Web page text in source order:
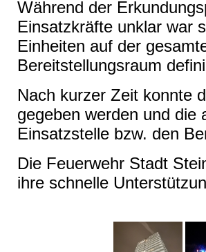
Während der
Einsatzkräfte unklar war
Einheiten auf der
Bereitstellungsraum
Nach kurzer Zeit konnte
gegeben werden und die
Einsatzstelle bzw. den
Die Feuerwehr Stadt
ihre schnelle